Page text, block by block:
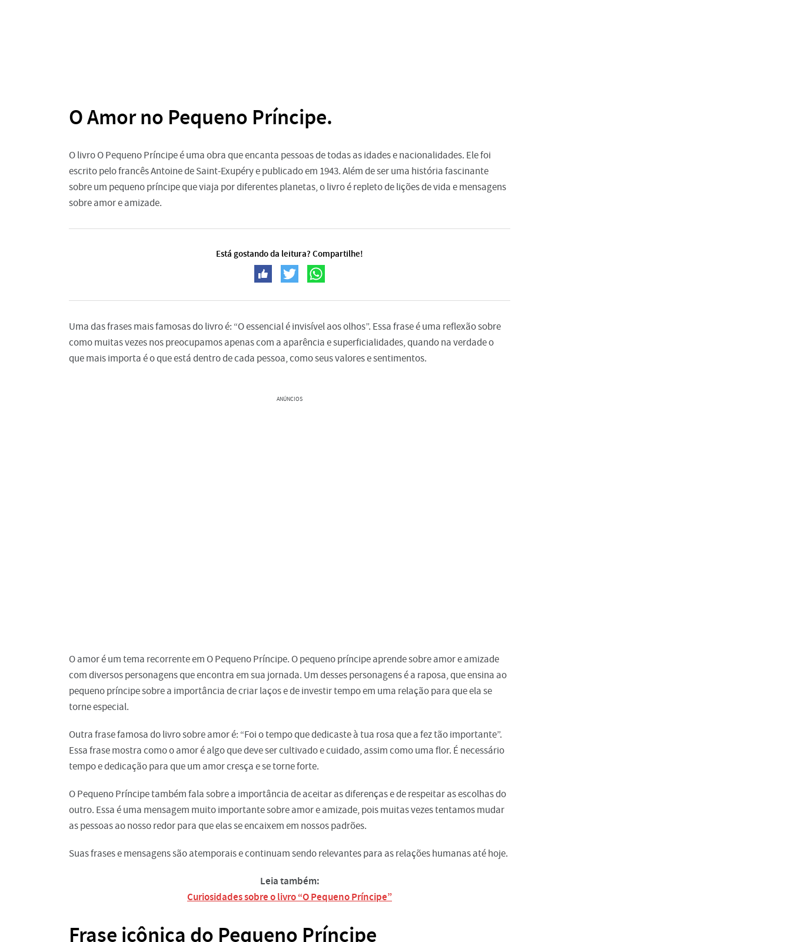
O Amor no Pequeno Príncipe.
O livro O Pequeno Príncipe é uma obra que encanta pessoas de todas as idades e nacionalidades. Ele foi
escrito pelo francês Antoine de Saint-Exupéry e publicado em 1943. Além de ser uma história fascinante
sobre um pequeno príncipe que viaja por diferentes planetas, o livro é repleto de lições de vida e mensagens
sobre amor e amizade.
Está gostando da leitura? Compartilhe!
Uma das frases mais famosas do livro é: “O essencial é invisível aos olhos”. Essa frase é uma reflexão sobre
como muitas vezes nos preocupamos apenas com a aparência e superficialidades, quando na verdade o
que mais importa é o que está dentro de cada pessoa, como seus valores e sentimentos.
ANÚNCIOS
O amor é um tema recorrente em O Pequeno Príncipe. O pequeno príncipe aprende sobre amor e amizade
com diversos personagens que encontra em sua jornada. Um desses personagens é a raposa, que ensina ao
pequeno príncipe sobre a importância de criar laços e de investir tempo em uma relação para que ela se
torne especial.
Outra frase famosa do livro sobre amor é: “Foi o tempo que dedicaste à tua rosa que a fez tão importante”.
Essa frase mostra como o amor é algo que deve ser cultivado e cuidado, assim como uma flor. É necessário
tempo e dedicação para que um amor cresça e se torne forte.
O Pequeno Príncipe também fala sobre a importância de aceitar as diferenças e de respeitar as escolhas do
outro. Essa é uma mensagem muito importante sobre amor e amizade, pois muitas vezes tentamos mudar
as pessoas ao nosso redor para que elas se encaixem em nossos padrões.
Suas frases e mensagens são atemporais e continuam sendo relevantes para as relações humanas até hoje.
Leia também:
Curiosidades sobre o livro “O Pequeno Príncipe”
Frase icônica do Pequeno Príncipe